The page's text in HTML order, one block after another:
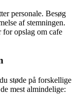
personale. Besøg
af stemningen.
opslag om cafe
støde på forskellige
mest almindelige: